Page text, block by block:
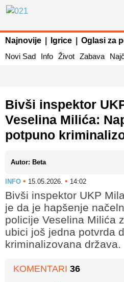
Najnovije Igrice Oglasi za
Novi Sad
Info Život Zabava
Bivši inspektor
Veselina Milića:
potpuno
Autor: Beta
INFO • 15.05.2026. • 14:02
Bivši inspektor UKP
je da je hapšenje
policije Veselina Milića
ubici još jedna potvrda
kriminalizovana država.
KOMENTARI 36